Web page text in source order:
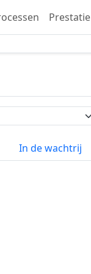
Prestatie
In de wachtrij